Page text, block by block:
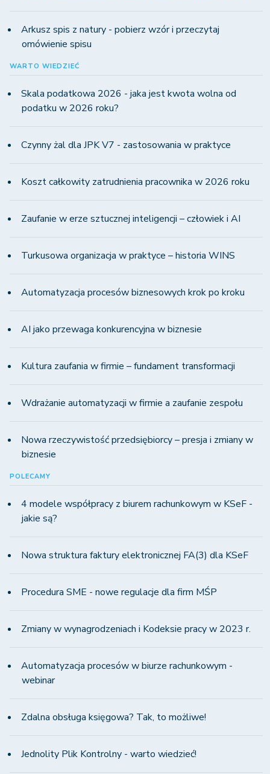
Arkusz spis z natury - pobierz wzór i przeczytaj
omówienie spisu
WARTO WIEDZIEĆ
Skala podatkowa 2026 - jaka jest kwota wolna od
podatku w 2026 roku?
Czynny żal dla JPK V7 - zastosowania w praktyce
Koszt całkowity zatrudnienia pracownika w 2026 roku
Zaufanie w erze sztucznej inteligencji – człowiek i AI
Turkusowa organizacja w praktyce – historia WINS
Automatyzacja procesów biznesowych krok po kroku
AI jako przewaga konkurencyjna w biznesie
Kultura zaufania w firmie – fundament transformacji
Wdrażanie automatyzacji w firmie a zaufanie zespołu
Nowa rzeczywistość przedsiębiorcy – presja i zmiany w
biznesie
POLECAMY
4 modele współpracy z biurem rachunkowym w KSeF -
jakie są?
Nowa struktura faktury elektronicznej FA(3) dla KSeF
Procedura SME - nowe regulacje dla firm MŚP
Zmiany w wynagrodzeniach i Kodeksie pracy w 2023 r.
Automatyzacja procesów w biurze rachunkowym -
webinar
Zdalna obsługa księgowa? Tak, to możliwe!
Jednolity Plik Kontrolny - warto wiedzieć!